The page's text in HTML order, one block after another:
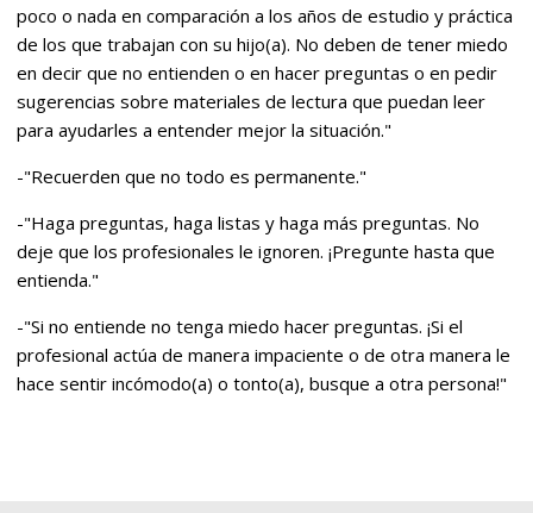
poco o nada en comparación a los años de estudio y práctica
de los que trabajan con su hijo(a). No deben de tener miedo
en decir que no entienden o en hacer preguntas o en pedir
sugerencias sobre materiales de lectura que puedan leer
para ayudarles a entender mejor la situación."
-"Recuerden que no todo es permanente."
-"Haga preguntas, haga listas y haga más preguntas. No
deje que los profesionales le ignoren. ¡Pregunte hasta que
entienda."
-"Si no entiende no tenga miedo hacer preguntas. ¡Si el
profesional actúa de manera impaciente o de otra manera le
hace sentir incómodo(a) o tonto(a), busque a otra persona!"